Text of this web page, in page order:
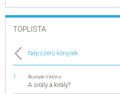
TOPLISTA
Népszerű könyvek
Bosnyák Viktória
A sirály a király?